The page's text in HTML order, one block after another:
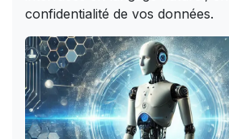
confidentialité de vos données.